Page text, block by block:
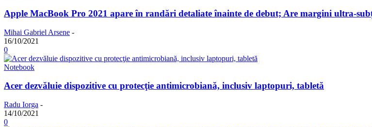
Apple MacBook Pro 2021 apare în randări detaliate înainte de debut; Are margini ultra-
Mihai Gabriel Arsene -
16/10/2021
0
Notebook
Acer dezvăluie dispozitive cu protecţie antimicrobiană, inclusiv laptopuri, tabletă
Radu Iorga -
14/10/2021
0